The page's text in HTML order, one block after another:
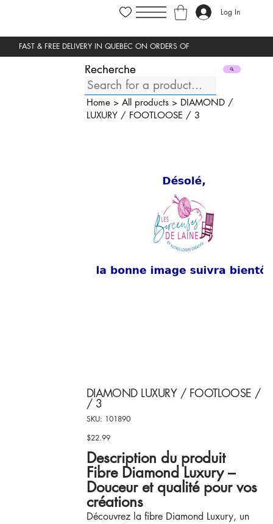
Log In
Recherche
Home> All products> DIAMOND /
LUXURY / FOOTLOOSE / 3
DIAMOND LUXURY / FOOTLOOSE /
/ 3
SKU:
SKU
101890
101890
Price
$22.99
Description du produit
Fibre Diamond Luxury –
Douceur et qualité pour vos
créations
Découvrez la fibre Diamond Luxury, un